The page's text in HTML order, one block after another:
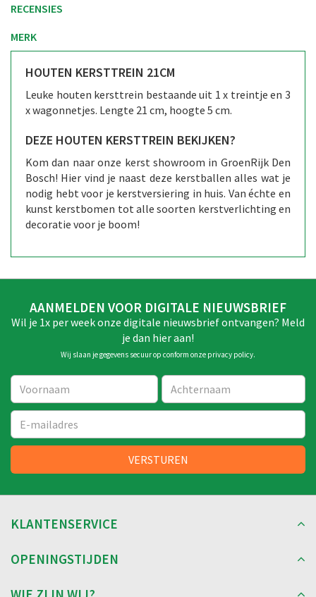
RECENSIES
MERK
HOUTEN KERSTTREIN 21CM
Leuke houten kersttrein bestaande uit 1 x treintje en 3
x wagonnetjes. Lengte 21 cm, hoogte 5 cm.
DEZE HOUTEN KERSTTREIN BEKIJKEN?
Kom dan naar onze kerst showroom in GroenRijk Den
Bosch! Hier vind je naast deze kerstballen alles wat je
nodig hebt voor je kerstversiering in huis. Van échte en
kunst kerstbomen tot alle soorten kerstverlichting en
decoratie voor je boom!
AANMELDEN VOOR DIGITALE NIEUWSBRIEF
Wil je 1x per week onze digitale nieuwsbrief ontvangen? Meld
je dan hier aan!
Wij slaan je gegevens secuur op conform onze privacy policy.
KLANTENSERVICE
OPENINGSTIJDEN